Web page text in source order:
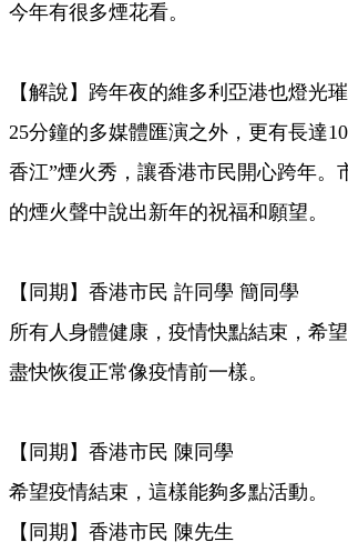
今年有很多煙花看。
【解說】跨年夜的維多利亞港也燈光
25分鐘的多媒體匯演之外，更有長達
香江”煙火秀，讓香港市民開心跨年。
的煙火聲中說出新年的祝福和願望。
【同期】香港市民 許同學 簡同學
所有人身體健康，疫情快點結束，希
盡快恢復正常像疫情前一樣。
【同期】香港市民 陳同學
希望疫情結束，這樣能夠多點活動。
【同期】香港市民 陳先生